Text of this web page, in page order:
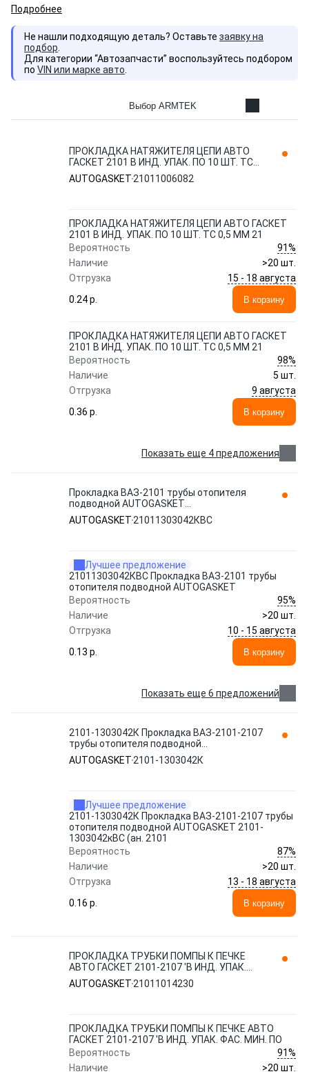
Подробнее
Не нашли подходящую деталь? Оставьте заявку на
подбор
Для категории “Автозапчасти” воспользуйтесь подбором
по VIN или марке авто
Выбор ARMTEK
ПРОКЛАДКА НАТЯЖИТЕЛЯ ЦЕПИ АВТО
ГАСКЕТ 2101 В ИНД. УПАК. ПО 10 ШТ. ТС
0,5 ММ 21 21011006082 AUTOGASKET
AUTOGASKET 21011006082
ПРОКЛАДКА НАТЯЖИТЕЛЯ ЦЕПИ АВТО ГАСКЕТ
2101 В ИНД. УПАК. ПО 10 ШТ. ТС 0,5 ММ 21
Вероятность
91%
Наличие
>20 шт.
Отгрузка
15 - 18 августа
0.24 p.
В корзину
ПРОКЛАДКА НАТЯЖИТЕЛЯ ЦЕПИ АВТО ГАСКЕТ
2101 В ИНД. УПАК. ПО 10 ШТ. ТС 0,5 ММ 21
Вероятность
98%
Наличие
5 шт.
Отгрузка
9 августа
0.36 p.
В корзину
Показать еще 4 предложения
Прокладка ВАЗ-2101 трубы отопителя
подводной AUTOGASKET
21011303042КВС
AUTOGASKET 21011303042КВС
Лучшее предложение
21011303042КВС Прокладка ВАЗ-2101 трубы
отопителя подводной AUTOGASKET
Вероятность
95%
Наличие
>20 шт.
Отгрузка
10 - 15 августа
0.13 p.
В корзину
Показать еще 6 предложений
2101-1303042К Прокладка ВАЗ-2101-2107
трубы отопителя подводной
AUTOGASKET 2101-1303042кВС (ан. 2101
AUTOGASKET 2101-1303042К
Лучшее предложение
2101-1303042К Прокладка ВАЗ-2101-2107 трубы
отопителя подводной AUTOGASKET 2101-
1303042кВС (ан. 2101
Вероятность
87%
Наличие
>20 шт.
Отгрузка
13 - 18 августа
0.16 p.
В корзину
ПРОКЛАДКА ТРУБКИ ПОМПЫ К ПЕЧКЕ
АВТО ГАСКЕТ 2101-2107 'В ИНД. УПАК.
ФАС. МИН. ПО 21011014230 AUTOGASKET
AUTOGASKET 21011014230
ПРОКЛАДКА ТРУБКИ ПОМПЫ К ПЕЧКЕ АВТО
ГАСКЕТ 2101-2107 'В ИНД. УПАК. ФАС. МИН. ПО
Вероятность
91%
Наличие
>20 шт.